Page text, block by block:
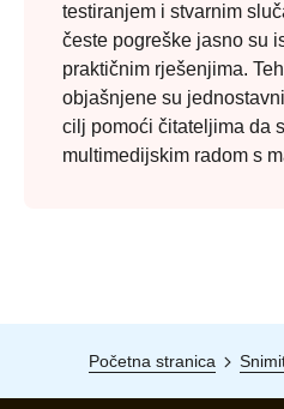
testiranjem i stvarnim
česte pogreške jasno su
praktičnim rješenjima.
objašnjene su
cilj pomoći čitateljima da
multimedijskim radom s
Početna stranica